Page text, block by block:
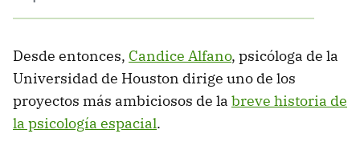
Desde entonces, Candice Alfano, psicóloga de la
Universidad de Houston dirige uno de los
proyectos más ambiciosos de la breve historia de
la psicología espacial.